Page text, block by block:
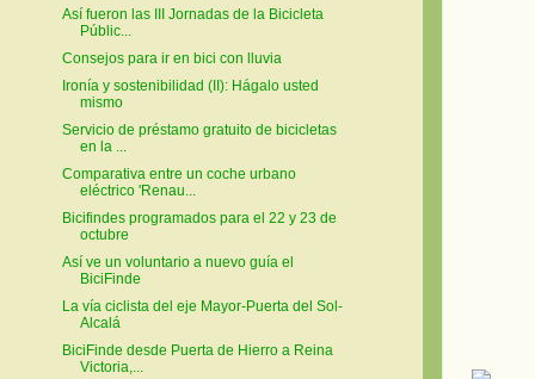
Así fueron las III Jornadas de la Bicicleta
Públic...
Consejos para ir en bici con lluvia
Ironía y sostenibilidad (II): Hágalo usted
mismo
Servicio de préstamo gratuito de bicicletas
en la ...
Comparativa entre un coche urbano
eléctrico 'Renau...
Bicifindes programados para el 22 y 23 de
octubre
Así ve un voluntario a nuevo guía el
BiciFinde
La vía ciclista del eje Mayor-Puerta del Sol-
Alcalá
BiciFinde desde Puerta de Hierro a Reina
Victoria,...